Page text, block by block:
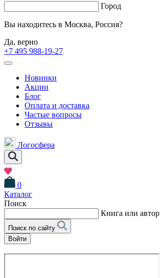
Город
Вы находитесь в Москва, Россия?
Да, верно
+7 495 988-19-27
Новинки
Акции
Блог
Оплата и доставка
Частые вопросы
Отзывы
Логосфера
0
Каталог
Поиск
Книга или автор
Поиск по сайту
Войти